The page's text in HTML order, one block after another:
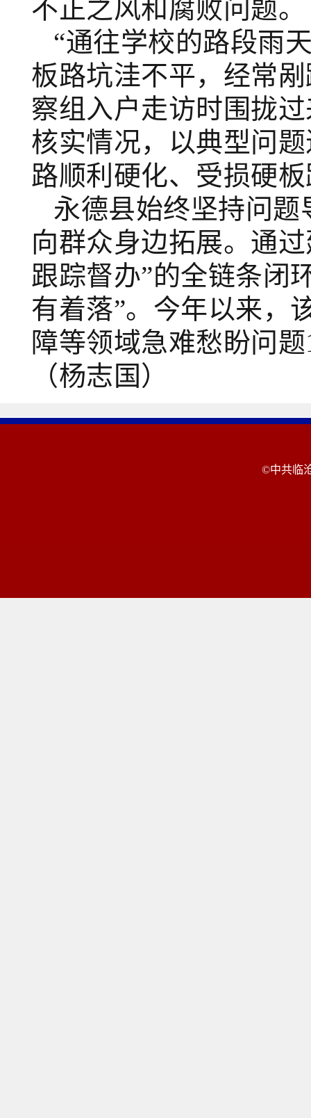
不正之风和腐败问题。
“通往学校的路段雨
板路坑洼不平，经常
察组入户走访时围拢
核实情况， 以典型问
路顺利硬化、受损硬
永德县始终坚持问
向群众身边拓展。通
跟踪督办”的全链条闭
有着落”。今年以来，
障等领域急难愁盼问题
（杨志国）
©中共临